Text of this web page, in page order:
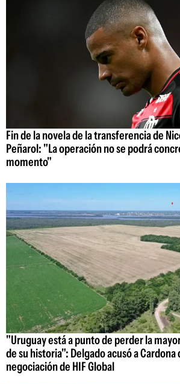
Fin de la novela de la transferencia de
Peñarol: "La operación no se podrá
momento"
"Uruguay está a punto de perder la
de su historia": Delgado acusó a
negociación de HIF Global